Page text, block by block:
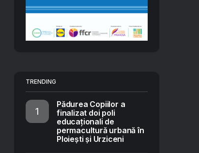
TRENDING
Pădurea Copiilor a
finalizat doi poli
educaționali de
permacultură urbană în
Ploiești și Urziceni